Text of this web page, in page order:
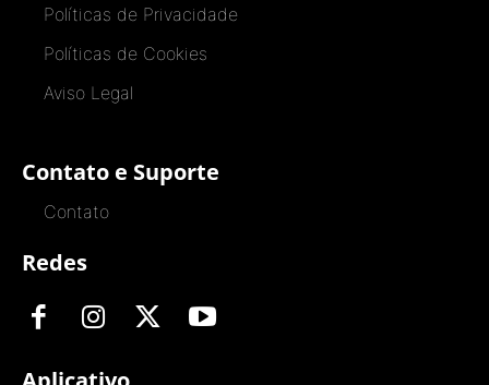
Políticas de Privacidade
Políticas de Cookies
Aviso Legal
Contato e Suporte
Contato
Redes